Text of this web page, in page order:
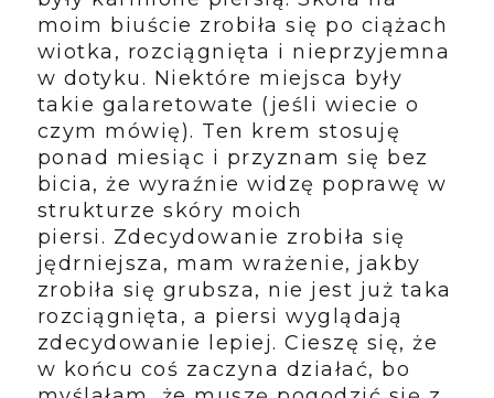
moim biuście zrobiła się po ciążach
wiotka, rozciągnięta i nieprzyjemna
w dotyku. Niektóre miejsca były
takie galaretowate (jeśli wiecie o
czym mówię). Ten krem stosuję
ponad miesiąc i przyznam się bez
bicia, że wyraźnie widzę poprawę w
strukturze skóry moich
piersi. Zdecydowanie zrobiła się
jędrniejsza, mam wrażenie, jakby
zrobiła się grubsza, nie jest już taka
rozciągnięta, a piersi wyglądają
zdecydowanie lepiej. Cieszę się, że
w końcu coś zaczyna działać, bo